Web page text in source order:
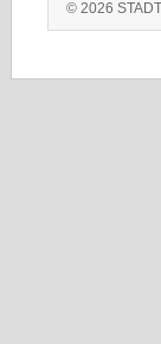
© 2026